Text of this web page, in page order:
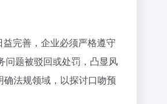
完善，企业必须严格遵守
问题被驳回或处罚，凸显风
法规领域，以探讨口吻预